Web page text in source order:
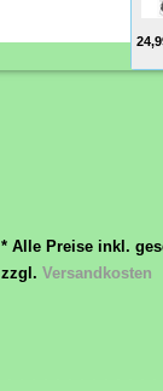
* Alle Preise inkl.
zzgl. Versandkosten